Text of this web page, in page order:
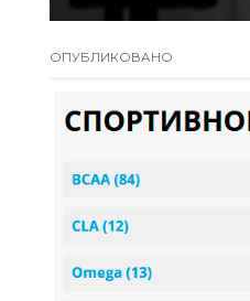
ОПУБЛИКОВАНО